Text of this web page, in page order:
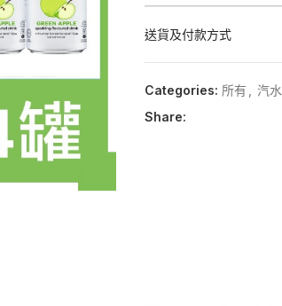
送貨及付款方式
Categories: 所有 汽水
Share: